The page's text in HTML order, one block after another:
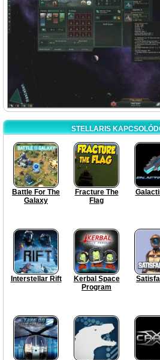
STELLARIS
Battle For The
Galaxy
Fracture The
Flag
Interstellar Rift
Kerbal Space
Program